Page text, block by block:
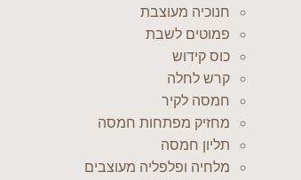
חנוכיה מעוצבת
פמוטים לשבת
כוס קידוש
קרש לחלה
חמסה לקיר
מחזיק מפתחות חמסה
תליון חמסה
מלחיה ופלפליה מעוצבים